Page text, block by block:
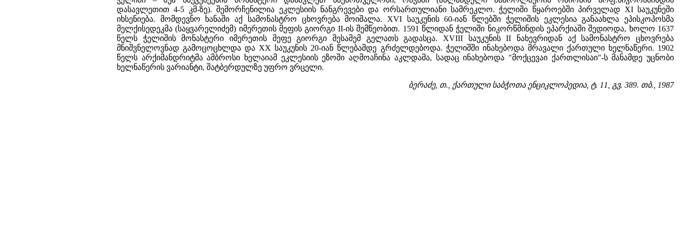
დასავლეთით 4-5 კმ-ზე). შემორჩენილია ეკლესიის ნანგრევები და ორსართულიანი სამრეკლო. ჭელიში წყაროებში პირველად XI საუკუნეში
იხსენიება. მომდევნო ხანაში აქ სამონასტრო ცხოვრება მოიშალა. XVI საუკუნის 60-იან წლებში ჭელიშის ეკლესია განაახლა ეპისკოპოსმა
მელქისედეკმა (საყვარელიძემ) იმერეთის მეფის გიორგი II-ის შემწეობით. 1591 წლიდან ჭელიში ნიკორწმინდის ეპარქიაში შედიოდა, ხოლო 1637
წელს ჭელიშის მონასტერი იმერეთის მეფე გიორგი მესამემ გელათს გადასცა. XVIII საუკუნის II ნახევრიდან აქ სამონასტრო ცხოვრება
მნიშვნელოვნად გამოცოცხლდა და XX საუკუნის 20-იან წლებამდე გრძელდებოდა. ჭელიშში ინახებოდა მრავალი ქართული ხელნაწერი. 1902
წელს არქიმანდრიტმა ამბროსი ხელაიამ ეკლესიის ეზოში აღმოაჩინა აკლდამა, სადაც ინახებოდა "მოქცევაი ქართლისაი"-ს მანამდე უცნობი
ხელნაწერის ვარიანტი, შატბერდულზე უფრო ვრცელი.
ბერაძე, თ., ქართული საბჭოთა ენციკლოპედია, ტ. 11, გვ. 389. თბ., 1987